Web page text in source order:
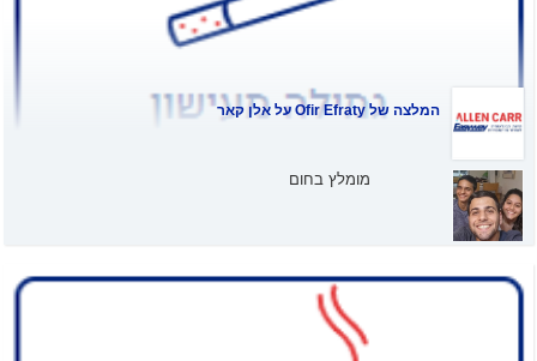
המלצה של על אלן קאר
מומלץ בחום